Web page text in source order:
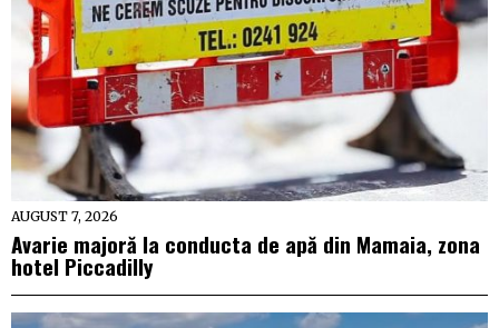
AUGUST 7, 2026
Avarie majoră la conducta de apă din Mamaia, zona
hotel Piccadilly